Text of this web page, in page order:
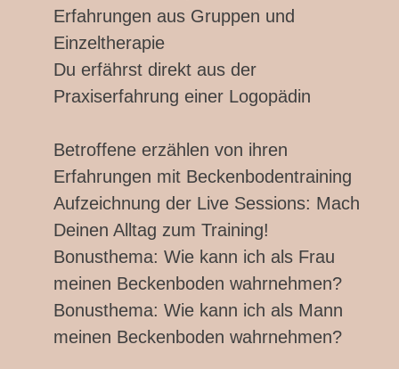
Erfahrungen aus Gruppen und
Einzeltherapie
Du erfährst direkt aus der
Praxiserfahrung einer Logopädin
Betroffene erzählen von ihren
Erfahrungen mit Beckenbodentraining
Aufzeichnung der Live Sessions: Mach
Deinen Alltag zum Training!
Bonusthema: Wie kann ich als Frau
meinen Beckenboden wahrnehmen?
Bonusthema: Wie kann ich als Mann
meinen Beckenboden wahrnehmen?